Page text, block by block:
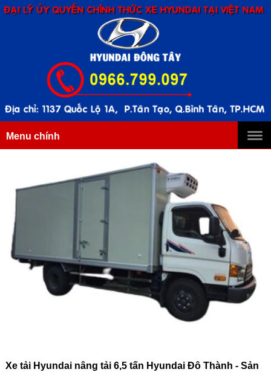
Menu chính
Xe tải Hyundai nâng tải 6,5 tấn Hyundai Đô Thành - Sản